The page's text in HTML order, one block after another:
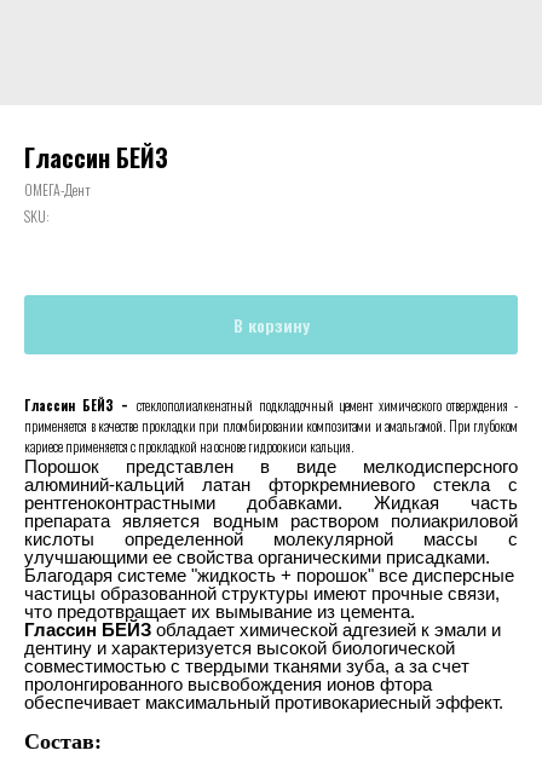
Глассин БЕЙЗ
ОМЕГА-Дент
SKU:
В корзину
Глассин БЕЙЗ - стеклополиалкенатный подкладочный цемент химического отверждения -
применяется в качестве прокладки при пломбировании композитами и амальгамой. При глубоком
кариесе применяется с прокладкой на основе гидроокиси кальция.
Порошок представлен в виде мелкодисперсного
алюминий-кальций латан фторкремниевого стекла с
рентгеноконтрастными добавками. Жидкая часть
препарата является водным раствором полиакриловой
кислоты определенной молекулярной массы с
улучшающими ее свойства органическими присадками.
Благодаря системе "жидкость + порошок" все дисперсные
частицы образованной структуры имеют прочные связи,
что предотвращает их вымывание из цемента.
Глассин БЕЙЗ обладает химической адгезией к эмали и
дентину и характеризуется высокой биологической
совместимостью с твердыми тканями зуба, а за счет
пролонгированного высвобождения ионов фтора
обеспечивает максимальный противокариесный эффект.
Состав: